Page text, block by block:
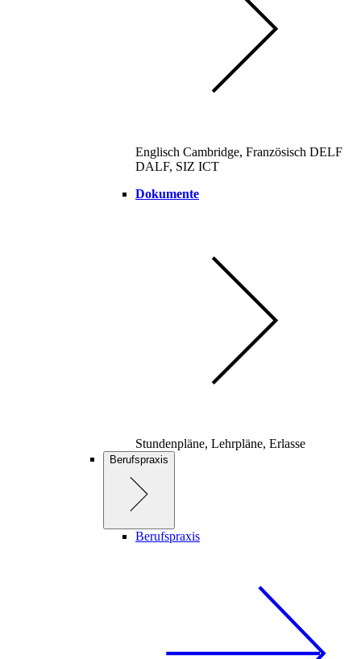
Englisch Cambridge, Französisch DELF
DALF, SIZ ICT
Dokumente
Stundenpläne, Lehrpläne, Erlasse
Berufspraxis
Berufspraxis